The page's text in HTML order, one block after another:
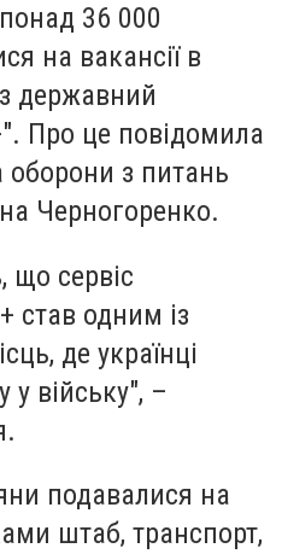
36 000
на вакансії в
державний
Про це повідомила
оборони з питань
Черногоренко.
що сервіс
став одним із
де українці
у війську", –
подавалися на
штаб, транспорт,